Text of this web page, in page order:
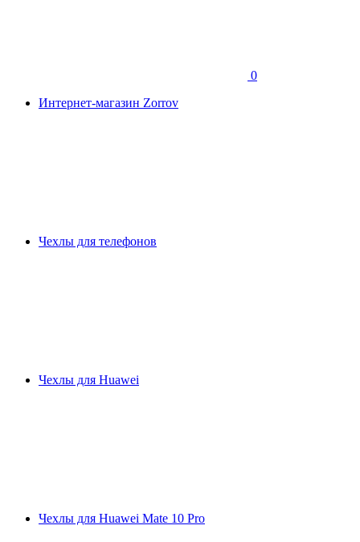
0
Интернет-магазин Zorrov
Чехлы для телефонов
Чехлы для Huawei
Чехлы для Huawei Mate 10 Pro